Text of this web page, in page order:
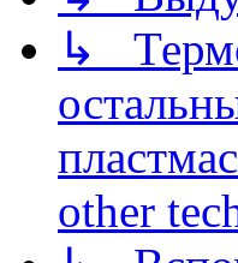
↳
other